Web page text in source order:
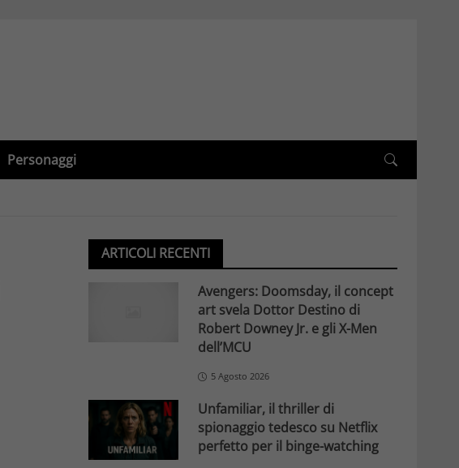
Personaggi
ARTICOLI RECENTI
Avengers: Doomsday, il concept
art svela Dottor Destino di
Robert Downey Jr. e gli X-Men
dell’MCU
5 Agosto 2026
Unfamiliar, il thriller di
spionaggio tedesco su Netflix
perfetto per il binge-watching